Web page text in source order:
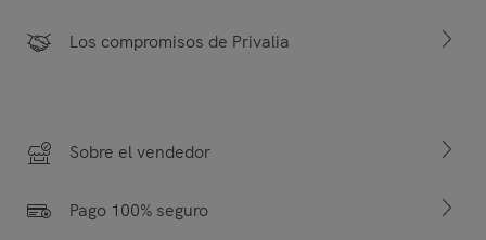
Los compromisos de Privalia
Sobre el vendedor
Pago 100% seguro